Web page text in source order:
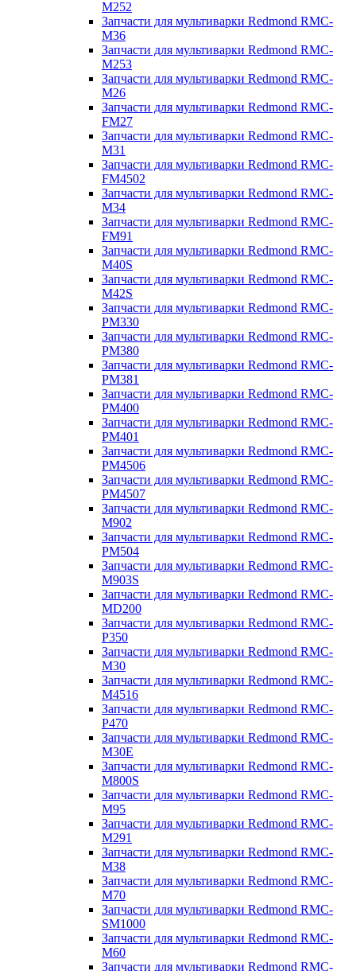
M252
Запчасти для мультиварки Redmond RMC-
M36
Запчасти для мультиварки Redmond RMC-
M253
Запчасти для мультиварки Redmond RMC-
M26
Запчасти для мультиварки Redmond RMC-
FM27
Запчасти для мультиварки Redmond RMC-
M31
Запчасти для мультиварки Redmond RMC-
FM4502
Запчасти для мультиварки Redmond RMC-
M34
Запчасти для мультиварки Redmond RMC-
FM91
Запчасти для мультиварки Redmond RMC-
M40S
Запчасти для мультиварки Redmond RMC-
M42S
Запчасти для мультиварки Redmond RMC-
PM330
Запчасти для мультиварки Redmond RMC-
PM380
Запчасти для мультиварки Redmond RMC-
PM381
Запчасти для мультиварки Redmond RMC-
PM400
Запчасти для мультиварки Redmond RMC-
PM401
Запчасти для мультиварки Redmond RMC-
PM4506
Запчасти для мультиварки Redmond RMC-
PM4507
Запчасти для мультиварки Redmond RMC-
M902
Запчасти для мультиварки Redmond RMC-
PM504
Запчасти для мультиварки Redmond RMC-
M903S
Запчасти для мультиварки Redmond RMC-
MD200
Запчасти для мультиварки Redmond RMC-
P350
Запчасти для мультиварки Redmond RMC-
M30
Запчасти для мультиварки Redmond RMC-
M4516
Запчасти для мультиварки Redmond RMC-
P470
Запчасти для мультиварки Redmond RMC-
M30E
Запчасти для мультиварки Redmond RMC-
M800S
Запчасти для мультиварки Redmond RMC-
M95
Запчасти для мультиварки Redmond RMC-
M291
Запчасти для мультиварки Redmond RMC-
M38
Запчасти для мультиварки Redmond RMC-
M70
Запчасти для мультиварки Redmond RMC-
SM1000
Запчасти для мультиварки Redmond RMC-
M60
Запчасти для мультиварки Redmond RMC-